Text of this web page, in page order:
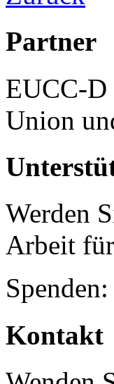
Partner
EUCC-D
Union
Werden
Arbeit
Kontakt